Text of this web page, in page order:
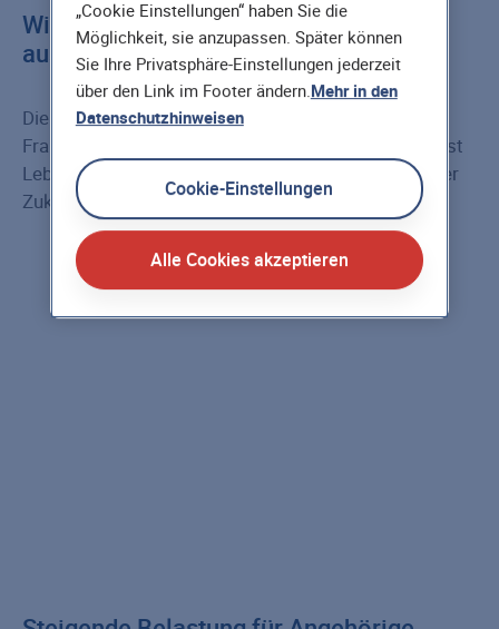
Wie sollte der Pflegeberuf in Zukunft
aussehen?
Die Pflegewissenschaftlerin und Care-Spezialistin
Francesca Warnecke erklärt uns in unserem Podcast
Lebenswert kurz und knapp, wie der Pflegeberuf der
Zukunft aussehen sollte.
„Cookie Einstellungen“ haben Sie die
Möglichkeit, sie anzupassen. Später können
Sie Ihre Privatsphäre-Einstellungen jederzeit
über den Link im Footer ändern.Mehr in den
Datenschutzhinweisen
Cookie-Einstellungen
Alle Cookies akzeptieren